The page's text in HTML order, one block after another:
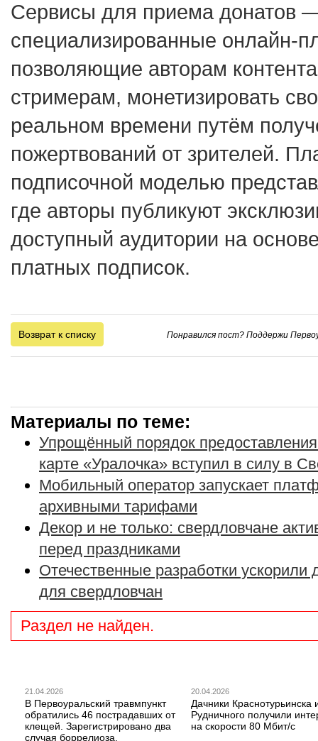
Сервисы для приема донатов
специализированные онлайн-
позволяющие авторам
стримерам, монетизировать
реальном времени путём
пожертвований от зрителей.
подписочной моделью
где авторы публикуют
доступный аудитории на
платных подписок.
Возврат к списку Понравился пост? Поддержи
Материалы по теме:
Упрощённый порядок
карте «Уралочка» вступил в силу в
Мобильный оператор запускает
архивными тарифами
Декор и не только: свердловчане
перед праздниками
Отечественные разработки ускорили
для свердловчан
Раздел не найден.
21.04.2026
В Первоуральский травмпункт
обратились 46 пострадавших от
клещей. Зарегистрировано два
случая боррелиоза.
20.04.2026
Дачники Краснотурьинска
Рудничного получили
на скорости 80 Мбит/с